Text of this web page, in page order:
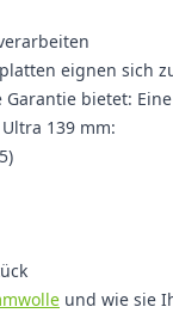
eignen sich
Garantie bietet:
139 mm:
und wie sie